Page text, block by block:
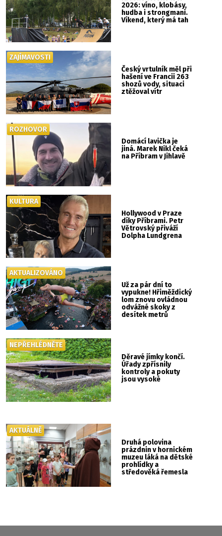
2026: víno, klobásy,
hudba i strongmani.
Víkend, který má tah
Český vrtulník měl při
hašení ve Francii 263
shozů vody, situaci
ztěžoval vítr
ZAJÍMAVOSTI
Domácí lavička je
jiná. Marek Nikl čeká
na Příbram v Jihlavě
ROZHOVOR
Hollywood v Praze
díky Příbrami. Petr
Větrovský přiváží
Dolpha Lundgrena
KULTURA
Už za pár dní to
vypukne! Hřiměždický
lom znovu ovládnou
odvážné skoky z
desítek metrů
AKTUALIZOVÁNO
Děravé jímky končí.
Úřady zpřísnily
kontroly a pokuty
jsou vysoké
NEPŘEHLÉDNĚTE
Druhá polovina
prázdnin v hornickém
muzeu láká na dětské
prohlídky a
středověká řemesla
AKTUÁLNĚ